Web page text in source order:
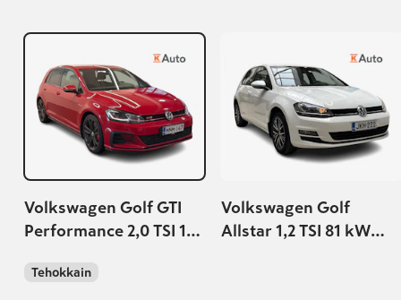
Volkswagen Golf GTI
Performance 2,0 TSI 180
automaatti
Tehokkain
Volkswagen Golf
Allstar 1,2 TSI 81 kW